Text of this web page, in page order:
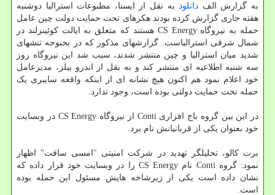
به گزارش الف دانلود به نقل از ایسنا، مطبوعات استرالیا دوشنبه
هفته جاری گزارش کرده بودند هکرهای تحت حمایت دولت چین عامل
حمله به نیروگاه CS Energy هستند که متعلق به ایالت کوئینزلند در
شمال شرقی استرالیاست. گزارشهای مذکور که در بحبوحه تنشهای
شدید میان استرالیا و چین منتشر شدند، سبب شد این نیروگاه روز
سه شنبه اطلاعیه ای منتشر کند و به نقل از اندرو بیلز، مدیرعامل
خود اعلام نمود هم اکنون هیچ نشانه ای از اینکه واقعه سایبری یک
حمله تحت حمایت دولتی بوده است، وجود ندارد.
در این بین گروه باج افزاری Conti از نیروگاه CS Energy در وبسایت
خود بعنوان یکی از قربانیانش نام برد.
برت کالو، تحلیلگر تهدید در شرکت امنیتی "امسی سافت" اظهار
نمود: گروه Conti نام CS Energy را در وبسایت خود قرار داده که
نشان داده است یکی از زیرشاخه هایش مسئول این حمله بوده
است.